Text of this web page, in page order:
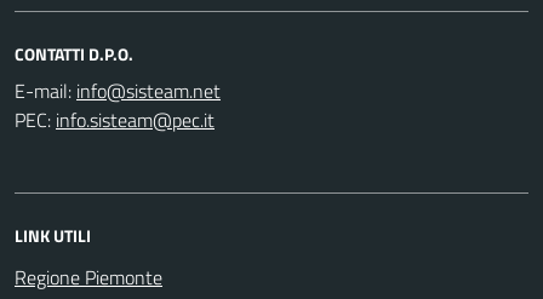
CONTATTI D.P.O.
E-mail:
PEC:
LINK UTILI
Regione Piemonte